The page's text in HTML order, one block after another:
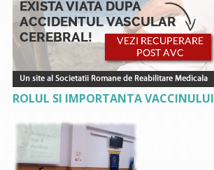
ROLUL SI IMPORTANTA VACCINULUI